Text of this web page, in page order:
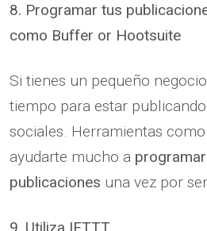
8. Programar tus
como Buffer or Hootsuite
Si tienes un pequeño
tiempo para estar
sociales. Herramientas como
ayudarte mucho a
publicaciones una vez por